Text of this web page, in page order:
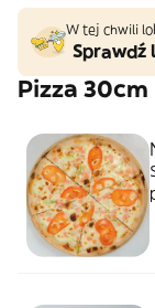
W tej chwili
Sprawdź
Pizza 30cm